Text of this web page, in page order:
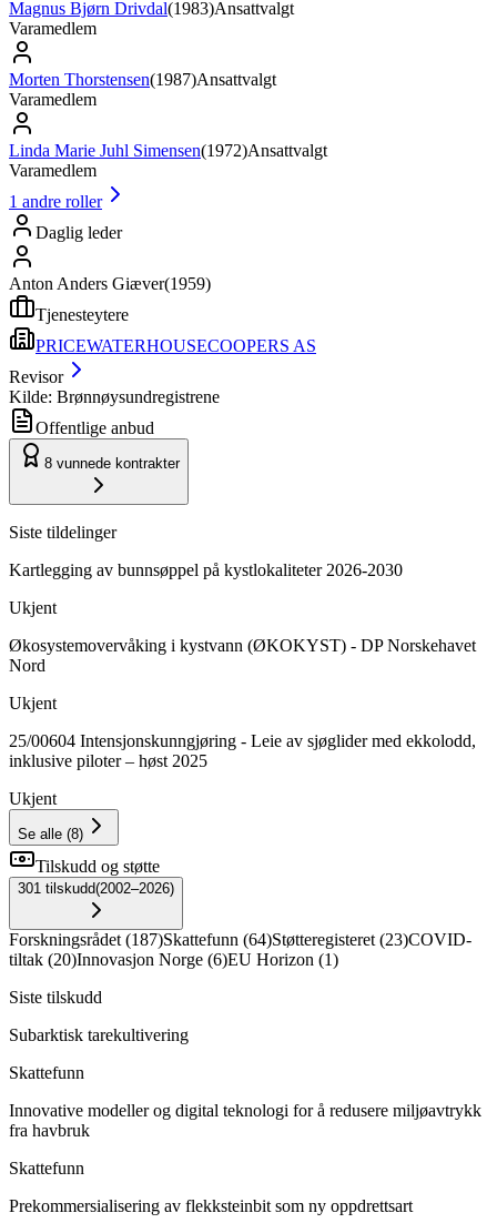
Magnus Bjørn Drivdal(1983)Ansattvalgt
Varamedlem
Morten Thorstensen(1987)Ansattvalgt
Varamedlem
Linda Marie Juhl Simensen(1972)Ansattvalgt
Varamedlem
1 andre roller
Daglig leder
Anton Anders Giæver(1959)
Tjenesteytere
PRICEWATERHOUSECOOPERS AS
Revisor
Kilde: Brønnøysundregistrene
Offentlige anbud
8 vunnede kontrakter
Siste tildelinger
Kartlegging av bunnsøppel på kystlokaliteter 2026-2030
Ukjent
Økosystemovervåking i kystvann (ØKOKYST) - DP Norskehavet
Nord
Ukjent
25/00604 Intensjonskunngjøring - Leie av sjøglider med ekkolodd,
inklusive piloter – høst 2025
Ukjent
Se alle (8)
Tilskudd og støtte
301 tilskudd(2002–2026)
Forskningsrådet (187)Skattefunn (64)Støtteregisteret (23)COVID-
tiltak (20)Innovasjon Norge (6)EU Horizon (1)
Siste tilskudd
Subarktisk tarekultivering
Skattefunn
Innovative modeller og digital teknologi for å redusere miljøavtrykk
fra havbruk
Skattefunn
Prekommersialisering av flekksteinbit som ny oppdrettsart